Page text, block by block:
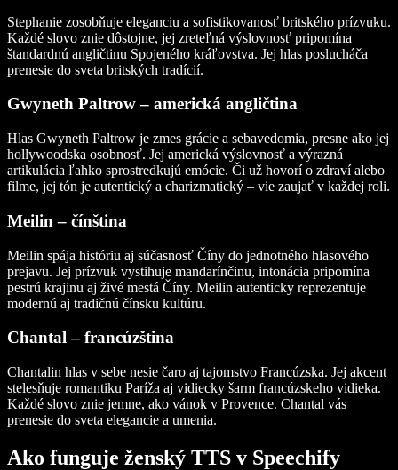
Stephanie zosobňuje eleganciu a sofistikovanosť britského prízvuku.
Každé slovo znie dôstojne, jej zreteľná výslovnosť pripomína
štandardnú angličtinu Spojeného kráľovstva. Jej hlas poslucháča
prenesie do sveta britských tradícií.
Gwyneth Paltrow – americká angličtina
Hlas Gwyneth Paltrow je zmes grácie a sebavedomia, presne ako jej
hollywoodska osobnosť. Jej americká výslovnosť a výrazná
artikulácia ľahko sprostredkujú emócie. Či už hovorí o zdraví alebo
filme, jej tón je autentický a charizmatický – vie zaujať v každej roli.
Meilin – čínština
Meilin spája históriu aj súčasnosť Číny do jednotného hlasového
prejavu. Jej prízvuk vystihuje mandarínčinu, intonácia pripomína
pestrú krajinu aj živé mestá Číny. Meilin autenticky reprezentuje
modernú aj tradičnú čínsku kultúru.
Chantal – francúzština
Chantalin hlas v sebe nesie čaro aj tajomstvo Francúzska. Jej akcent
stelesňuje romantiku Paríža aj vidiecky šarm francúzskeho vidieka.
Každé slovo znie jemne, ako vánok v Provence. Chantal vás
prenesie do sveta elegancie a umenia.
Ako funguje ženský TTS v Speechify